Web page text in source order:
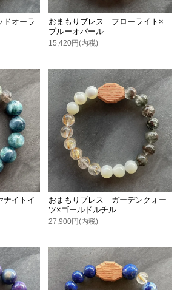
オーラ
おまもりブレス フローライト×
ブルーオパール
15,420円(内税)
イトイ
おまもりブレス ガーデンクォー
ツ×ゴールドルチル
27,900円(内税)